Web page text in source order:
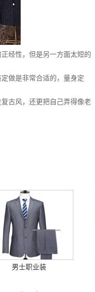
经性，但是另一方面太短的
做是非常合适的，量身定
古风，还更把自己弄得像老
男士职业装